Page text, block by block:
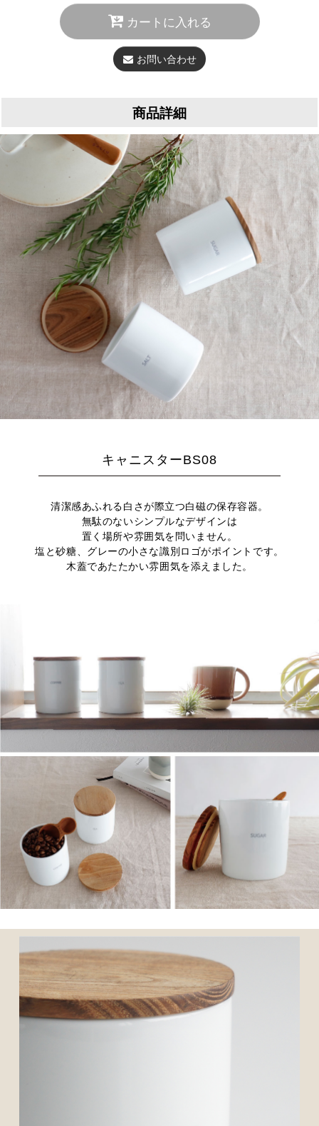
カートに入れる
お問い合わせ
商品詳細
キャニスターBS08
清潔感あふれる白さが際立つ白磁の保存容器。
無駄のないシンプルなデザインは
置く場所や雰囲気を問いません。
塩と砂糖、グレーの小さな識別ロゴがポイントです。
木蓋であたたかい雰囲気を添えました。